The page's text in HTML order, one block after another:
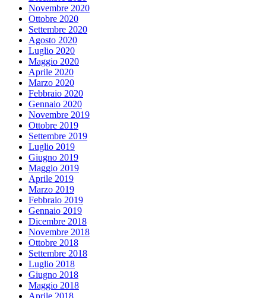
Novembre 2020
Ottobre 2020
Settembre 2020
Agosto 2020
Luglio 2020
Maggio 2020
Aprile 2020
Marzo 2020
Febbraio 2020
Gennaio 2020
Novembre 2019
Ottobre 2019
Settembre 2019
Luglio 2019
Giugno 2019
Maggio 2019
Aprile 2019
Marzo 2019
Febbraio 2019
Gennaio 2019
Dicembre 2018
Novembre 2018
Ottobre 2018
Settembre 2018
Luglio 2018
Giugno 2018
Maggio 2018